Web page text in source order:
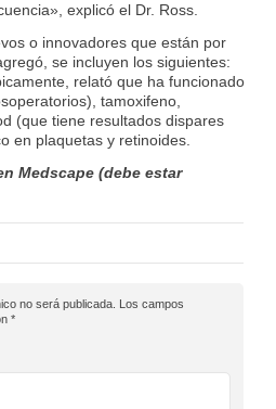
explicó el Dr. Ross.
o innovadores que están por
se incluyen los siguientes:
relató que ha funcionado
tamoxifeno,
(que tiene resultados dispares
en plaquetas y retinoides.
Medscape (debe estar
no será publicada. Los campos
*